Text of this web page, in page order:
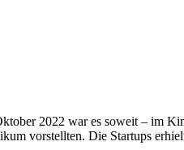
2022 war es soweit – im
vorstellten. Die Startups